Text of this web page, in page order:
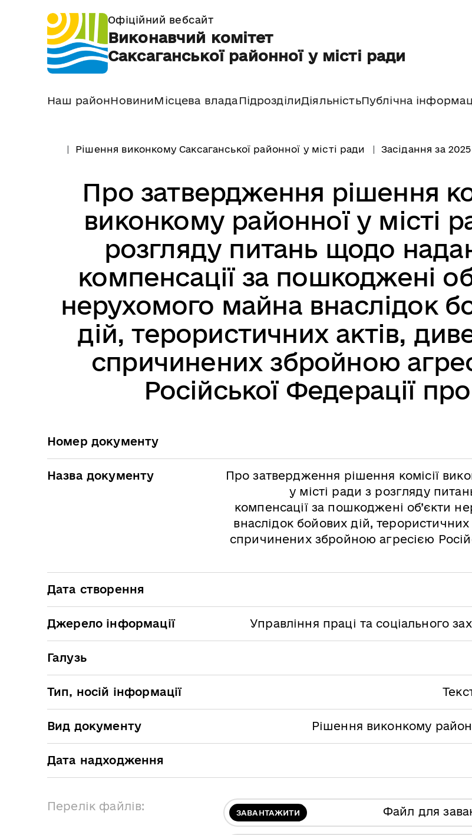
Офіційний вебсайт
Виконавчий комітет
Саксаганської районної у місті ради
Наш районНовиниМісцева влада ПідрозділиДіяльністьПублічна
Рішення виконкому Саксаганської районної у місті ради Засідання за 2025
Про затвердження рішення
виконкому районної у місті
розгляду питань щодо
компенсації за пошкоджені
нерухомого майна внаслідок
дій, терористичних актів,
спричинених збройною
Російської Федерації про
Номер документу
Назва документу
Про затвердження рішення комісії
у місті ради з розгляду
компенсації за пошкоджені об’єкти
внаслідок бойових дій, терористичних
спричинених збройною агресією
Дата створення
Джерело інформації Управління праці та соціального
Галузь
Тип, носій інформації
Вид документу Рішення виконкому
Дата надходження
Перелік файлів: ЗАВАНТАЖИТИ Файл для